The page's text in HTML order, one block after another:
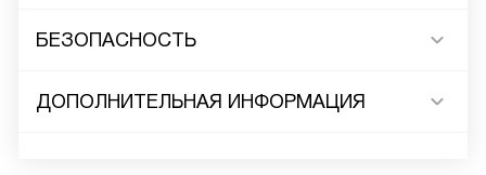
БЕЗОПАСНОСТЬ
ДОПОЛНИТЕЛЬНАЯ ИНФОРМАЦИЯ